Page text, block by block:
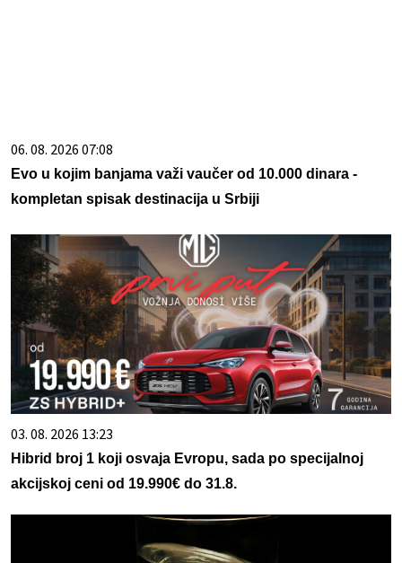
06. 08. 2026 07:08
Evo u kojim banjama važi vaučer od 10.000 dinara -
kompletan spisak destinacija u Srbiji
03. 08. 2026 13:23
Hibrid broj 1 koji osvaja Evropu, sada po specijalnoj
akcijskoj ceni od 19.990€ do 31.8.